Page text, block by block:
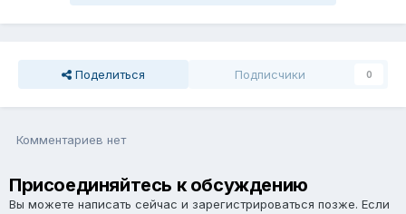
Поделиться Подписчики 0
Комментариев нет
Присоединяйтесь к обсуждению
Вы можете написать сейчас и зарегистрироваться позже. Если